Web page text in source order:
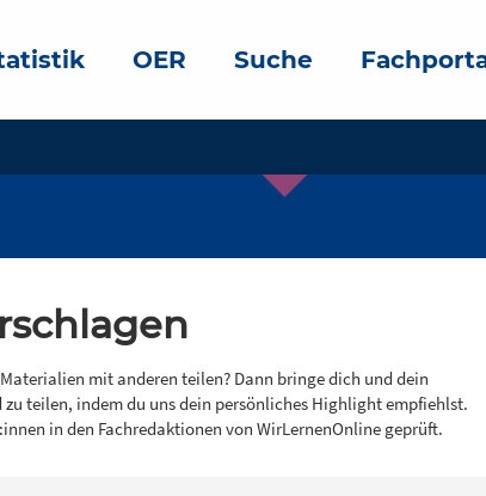
OER Suche
mit anderen teilen? Dann bringe dich und dein
teilen, indem du uns dein persönliches Highlight empfiehlst.
in den Fachredaktionen von WirLernenOnline geprüft.